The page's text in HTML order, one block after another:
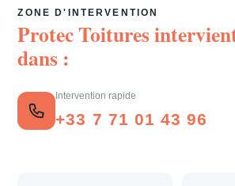
ZONE D'INTERVENTION
Protec Toitures
dans :
Intervention rapide
+33 7 71 01 43 96